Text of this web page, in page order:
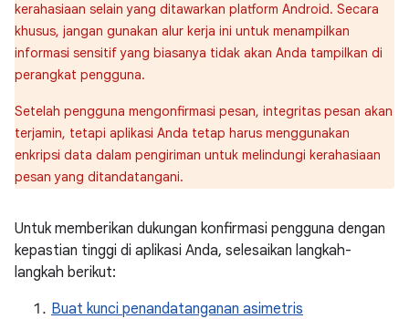
kerahasiaan selain yang ditawarkan platform Android. Secara
khusus, jangan gunakan alur kerja ini untuk menampilkan
informasi sensitif yang biasanya tidak akan Anda tampilkan di
perangkat pengguna.
Setelah pengguna mengonfirmasi pesan, integritas pesan akan
terjamin, tetapi aplikasi Anda tetap harus menggunakan
enkripsi data dalam pengiriman untuk melindungi kerahasiaan
pesan yang ditandatangani.
Untuk memberikan dukungan konfirmasi pengguna dengan
kepastian tinggi di aplikasi Anda, selesaikan langkah-
langkah berikut:
Buat kunci penandatanganan asimetris